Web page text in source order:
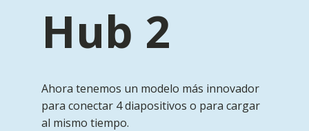
Hub 2
Ahora tenemos un modelo más innovador
para conectar 4 diapositivos o para cargar
al mismo tiempo.